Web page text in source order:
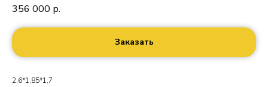
356 000 р.
Заказать
2,6*1,85*1,7